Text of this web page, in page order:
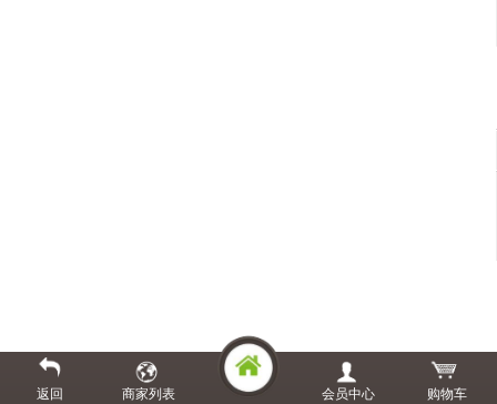
返回 商家列表 会员中心 购物车